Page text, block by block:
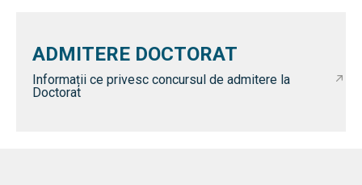
ADMITERE DOCTORAT
Informații ce privesc concursul de admitere la
Doctorat